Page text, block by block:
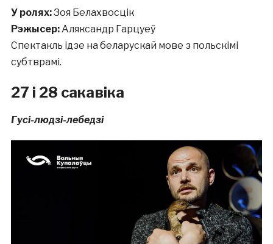
У ролях:Зоя Белахвосцік
Рэжысер:Аляксандр Гарцуеў
Спектакль ідзе на беларускай мове з польскімі
субтврамі.
27 і 28 сакавіка
Гусі-людзі-лебедзі